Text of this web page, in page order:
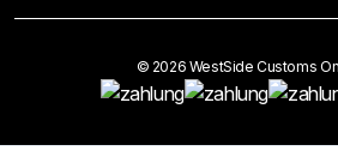
© 2026 WestSide Customs